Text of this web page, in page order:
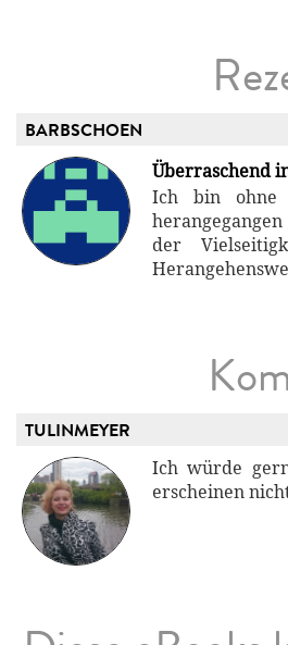
BARBSCHOEN
Überraschend
Ich bin ohne
der
TULINMEYER
Ich würde
erscheinen